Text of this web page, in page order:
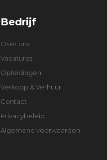
Bedrijf
Over ons
Vacatures
Opleidingen
Verkoop & Verhuur
Contact
Privacybeleid
Algemene voorwaarden